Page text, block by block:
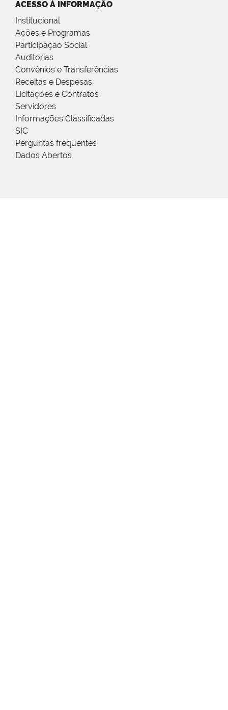
ACESSO À INFORMAÇÃO
Institucional
Ações e Programas
Participação Social
Auditorias
Convênios e Transferências
Receitas e Despesas
Licitações e Contratos
Servidores
Informações Classificadas
SIC
Perguntas frequentes
Dados Abertos